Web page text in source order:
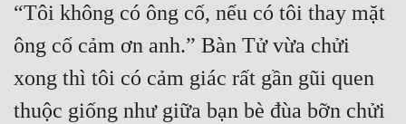
Cổ Đại
“Tôi không có ông cố, nếu có tôi thay mặt
ông cố cảm ơn anh.” Bàn Tử vừa chửi
xong thì tôi có cảm giác rất gần gũi quen
thuộc giống như giữa bạn bè đùa bỡn chửi